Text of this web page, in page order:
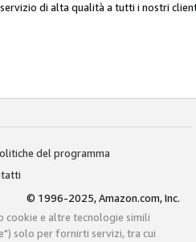
di alta qualità a tutti i nostri
del programma
© 1996-2025, Amazon.com, Inc.
cookie e altre tecnologie simili
solo per fornirti servizi, tra cui